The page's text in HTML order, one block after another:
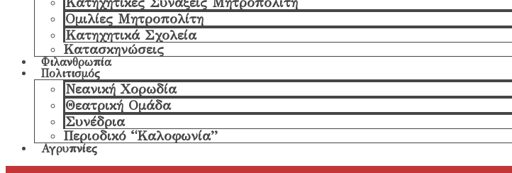
Ομιλίες Μητροπολίτη
Κατηχητικά Σχολεία
Κατασκηνώσεις
Φιλανθρωπία
Πολιτισμός
Νεανική Χορωδία
Θεατρική Ομάδα
Συνέδρια
Περιοδικό “Καλοφωνία”
Αγρυπνίες